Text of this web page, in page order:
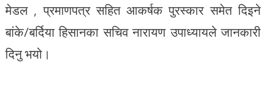
मेडल , प्रमाणपत्र सहित आकर्षक पुरस्कार समेत दिइने
बांके/बर्दिया हिसानका सचिव नारायण उपाध्यायले जानकारी
दिनु भयो।